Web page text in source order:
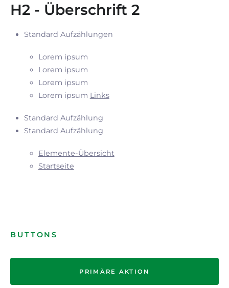
H2 - Überschrift 2
Standard Aufzählungen
Lorem ipsum
Lorem ipsum
Lorem ipsum
Lorem ipsum Links
Standard Aufzählung
Standard Aufzählung
Elemente-Übersicht
Startseite
BUTTONS
PRIMÄRE AKTION